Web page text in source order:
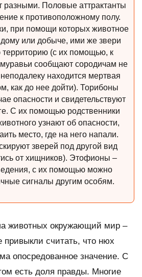
Половые аттрактанты
к противоположному полу.
при помощи которых животное
дому или добыче, ими же звери
(с их помощью, к
сообщают сородичам не
находится мертвая
как до нее дойти). Торибоны
опасности и свидетельствуют
С их помощью родственники
узнают об опасности,
место, где на него напали.
зверей под другой вид
от хищников). Этофионы –
с их помощью можно
сигналы другим особям.
животных окружающий мир –
считать, что нюх
опосредованное значение. С
есть доля правды. Многие